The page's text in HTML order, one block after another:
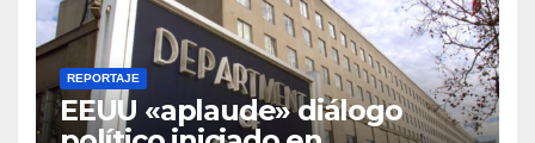
REPORTAJE
EEUU «aplaude» diálogo